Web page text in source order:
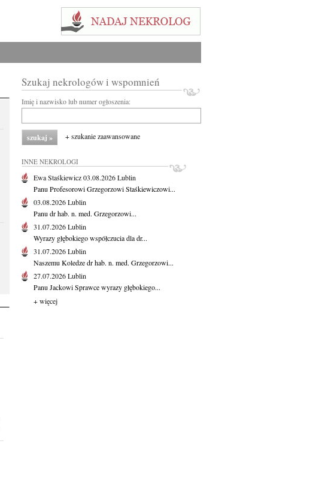
Szukaj nekrologów i wspomnień
Imię i nazwisko lub numer ogłoszenia:
+ szukanie zaawansowane
INNE NEKROLOGI
Ewa Staśkiewicz03.08.2026Lublin
Panu Profesorowi Grzegorzowi Staśkiewiczowi...
03.08.2026Lublin
Panu dr hab. n. med. Grzegorzowi...
31.07.2026Lublin
Wyrazy głębokiego współczucia dla dr...
31.07.2026Lublin
Naszemu Koledze dr hab. n. med. Grzegorzowi...
27.07.2026Lublin
Panu Jackowi Sprawce wyrazy głębokiego...
+ więcej